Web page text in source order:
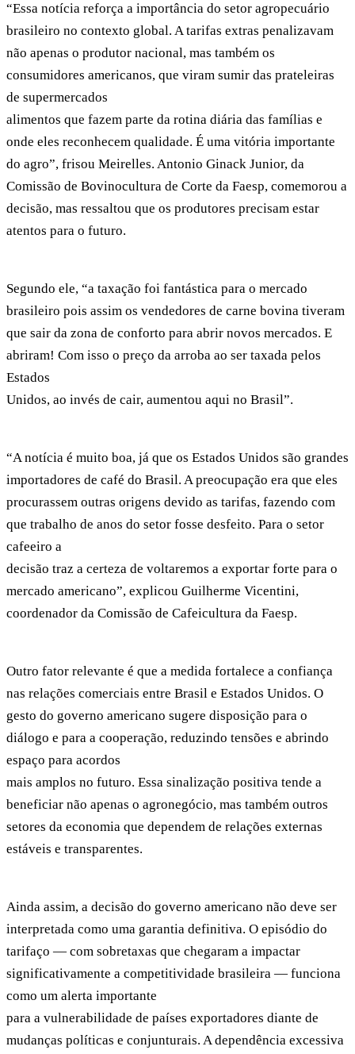
“Essa notícia reforça a importância do setor agropecuário
brasileiro no contexto global. A tarifas extras penalizavam
não apenas o produtor nacional, mas também os
consumidores americanos, que viram sumir das prateleiras
de supermercados
alimentos que fazem parte da rotina diária das famílias e
onde eles reconhecem qualidade. É uma vitória importante
do agro”, frisou Meirelles. Antonio Ginack Junior, da
Comissão de Bovinocultura de Corte da Faesp, comemorou a
decisão, mas ressaltou que os produtores precisam estar
atentos para o futuro.
Segundo ele, “a taxação foi fantástica para o mercado
brasileiro pois assim os vendedores de carne bovina tiveram
que sair da zona de conforto para abrir novos mercados. E
abriram! Com isso o preço da arroba ao ser taxada pelos
Estados
Unidos, ao invés de cair, aumentou aqui no Brasil”.
“A notícia é muito boa, já que os Estados Unidos são grandes
importadores de café do Brasil. A preocupação era que eles
procurassem outras origens devido as tarifas, fazendo com
que trabalho de anos do setor fosse desfeito. Para o setor
cafeeiro a
decisão traz a certeza de voltaremos a exportar forte para o
mercado americano”, explicou Guilherme Vicentini,
coordenador da Comissão de Cafeicultura da Faesp.
Outro fator relevante é que a medida fortalece a confiança
nas relações comerciais entre Brasil e Estados Unidos. O
gesto do governo americano sugere disposição para o
diálogo e para a cooperação, reduzindo tensões e abrindo
espaço para acordos
mais amplos no futuro. Essa sinalização positiva tende a
beneficiar não apenas o agronegócio, mas também outros
setores da economia que dependem de relações externas
estáveis e transparentes.
Ainda assim, a decisão do governo americano não deve ser
interpretada como uma garantia definitiva. O episódio do
tarifaço — com sobretaxas que chegaram a impactar
significativamente a competitividade brasileira — funciona
como um alerta importante
para a vulnerabilidade de países exportadores diante de
mudanças políticas e conjunturais. A dependência excessiva